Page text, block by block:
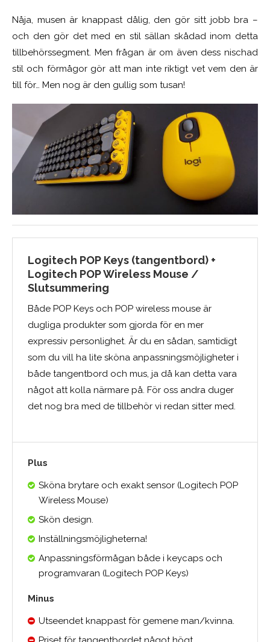
Nåja, musen är knappast dålig, den gör sitt jobb bra –
och den gör det med en stil sällan skådad inom detta
tillbehörssegment. Men frågan är om även dess nischad
stil och förmågor gör att man inte riktigt vet vem den är
till för… Men nog är den gullig som tusan!
Logitech POP Keys (tangentbord) +
Logitech POP Wireless Mouse /
Slutsummering
Både POP Keys och POP wireless mouse är
dugliga produkter som gjorda för en mer
expressiv personlighet. Är du en sådan, samtidigt
som du vill ha lite sköna anpassningsmöjligheter i
både tangentbord och mus, ja då kan detta vara
något att kolla närmare på. För oss andra duger
det nog bra med de tillbehör vi redan sitter med.
Plus
Sköna brytare och exakt sensor (Logitech POP
Wireless Mouse)
Skön design.
Inställningsmöjligheterna!
Anpassningsförmågan både i keycaps och
programvaran (Logitech POP Keys)
Minus
Utseendet knappast för gemene man/kvinna.